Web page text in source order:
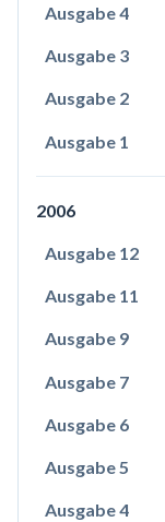
Ausgabe 4
Ausgabe 3
Ausgabe 2
Ausgabe 1
2006
Ausgabe 12
Ausgabe 11
Ausgabe 9
Ausgabe 7
Ausgabe 6
Ausgabe 5
Ausgabe 4